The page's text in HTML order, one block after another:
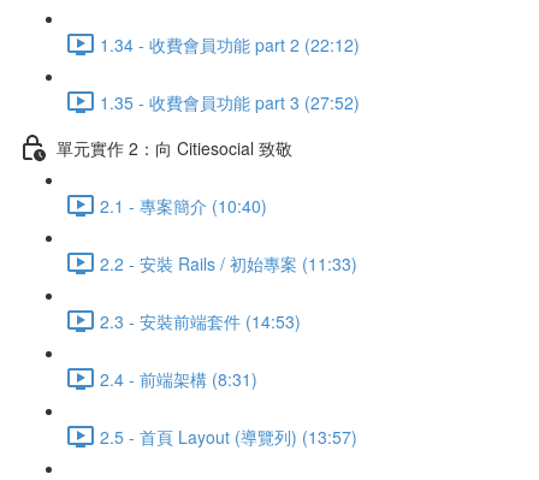
1.34 - 收費會員功能 part 2 (22:12)
1.35 - 收費會員功能 part 3 (27:52)
單元實作 2：向 Citiesocial 致敬
2.1 - 專案簡介 (10:40)
2.2 - 安裝 Rails / 初始專案 (11:33)
2.3 - 安裝前端套件 (14:53)
2.4 - 前端架構 (8:31)
2.5 - 首頁 Layout (導覽列) (13:57)